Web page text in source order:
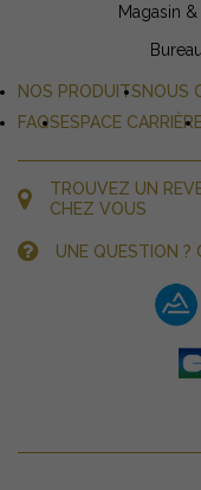
Magasin
NOS PRODUITSNOUS
FAQSESPACE
TROUVEZ UN
CHEZ VOUS
UNE QUESTION ?